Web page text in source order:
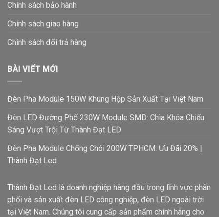
Chính sách bảo hành
Chính sách giao hàng
Chính sách đổi trả hàng
BÀI VIẾT MỚI
Đèn Pha Module 150W Khung Hộp Sản Xuất Tại Việt Nam
Đèn LED Đường Phố 230W Module SMD: Chìa Khóa Chiếu
Sáng Vượt Trội Từ Thành Đạt LED
Đèn Pha Module Chống Chói 200W TPHCM: Ưu Đãi 20% |
Thành Đạt Led
Thành Đạt Led là doanh nghiệp hàng đầu trong lĩnh vực phân
phối và sản xuất đèn LED công nghiệp, đèn LED ngoài trời
tại Việt Nam. Chúng tôi cung cấp sản phẩm chính hãng cho